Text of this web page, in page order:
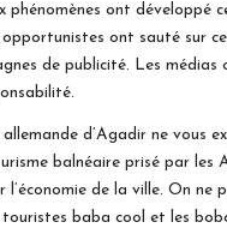
phénomènes ont développé
opportunistes ont sauté sur
de publicité. Les médias
d’Agadir ne vous
balnéaire prisé par les
l’économie de la ville. On ne
touristes baba cool et les